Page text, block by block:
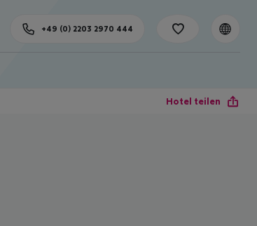
+49 (0) 2203 2970 444
Hotel teilen